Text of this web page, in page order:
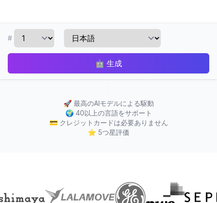
#
🤖 生成
🚀 最高のAIモデルによる駆動
🌍 40以上の言語をサポート
💳 クレジットカードは必要ありません
⭐ 5つ星評価